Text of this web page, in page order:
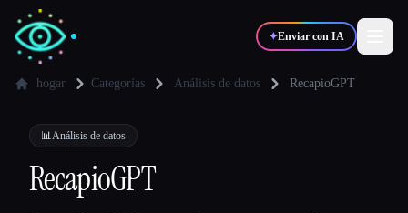
✦Enviar con IA
✍️Escritores
💻 Desarrolladores
hogar Categorías Análisis de datos RecapioGPT
📊Análisis de datos
RecapioGPT